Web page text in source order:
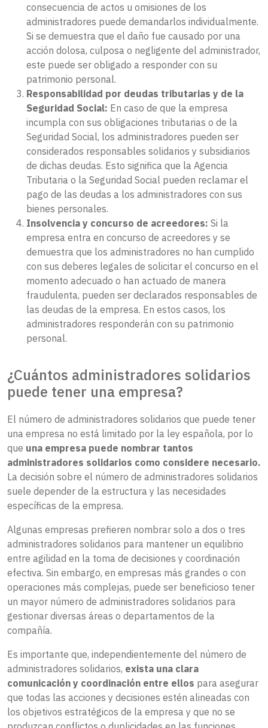
consecuencia de actos u omisiones de los
administradores puede demandarlos individualmente.
Si se demuestra que el daño fue causado por una
acción dolosa, culposa o negligente del administrador,
este puede ser obligado a responder con su
patrimonio personal.
Responsabilidad por deudas tributarias y de la
Seguridad Social: En caso de que la empresa
incumpla con sus obligaciones tributarias o de la
Seguridad Social, los administradores pueden ser
considerados responsables solidarios y subsidiarios
de dichas deudas. Esto significa que la Agencia
Tributaria o la Seguridad Social pueden reclamar el
pago de las deudas a los administradores con sus
bienes personales.
Insolvencia y concurso de acreedores: Si la
empresa entra en concurso de acreedores y se
demuestra que los administradores no han cumplido
con sus deberes legales de solicitar el concurso en el
momento adecuado o han actuado de manera
fraudulenta, pueden ser declarados responsables de
las deudas de la empresa. En estos casos, los
administradores responderán con su patrimonio
personal.
¿Cuántos administradores solidarios
puede tener una empresa?
El número de administradores solidarios que puede tener
una empresa no está limitado por la ley española, por lo
que una empresa puede nombrar tantos
administradores solidarios como considere necesario.
La decisión sobre el número de administradores solidarios
suele depender de la estructura y las necesidades
específicas de la empresa.
Algunas empresas prefieren nombrar solo a dos o tres
administradores solidarios para mantener un equilibrio
entre agilidad en la toma de decisiones y coordinación
efectiva. Sin embargo, en empresas más grandes o con
operaciones más complejas, puede ser beneficioso tener
un mayor número de administradores solidarios para
gestionar diversas áreas o departamentos de la
compañía.
Es importante que, independientemente del número de
administradores solidarios, exista una clara
comunicación y coordinación entre ellos para asegurar
que todas las acciones y decisiones estén alineadas con
los objetivos estratégicos de la empresa y que no se